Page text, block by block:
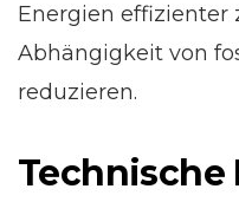
Energien effizienter
Abhängigkeit von
reduzieren.